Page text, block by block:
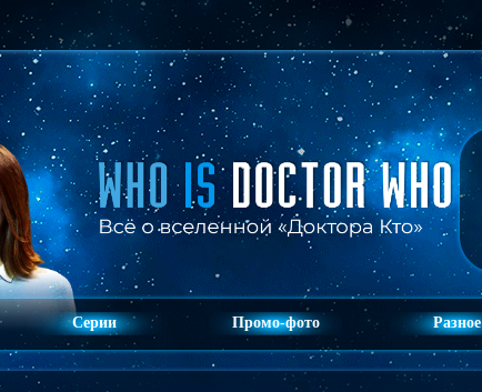
Серии Промо-фото Разное